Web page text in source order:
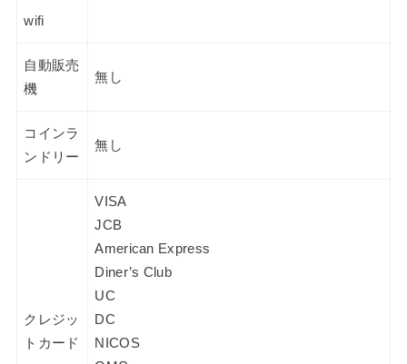
wifi
自動販売
機
無し
コインラ
ンドリー
無し
クレジッ
トカード
VISA
JCB
American Express
Diner’s Club
UC
DC
NICOS